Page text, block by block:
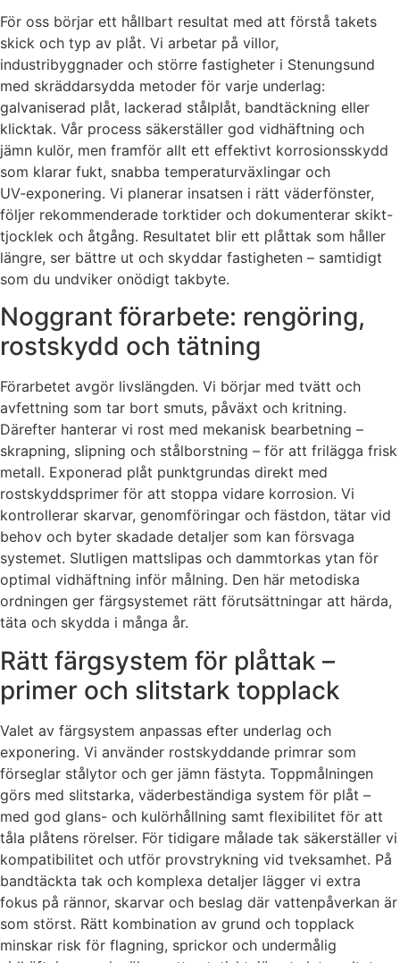
För oss börjar ett hållbart resultat med att förstå takets
skick och typ av plåt. Vi arbetar på villor,
industribyggnader och större fastigheter i Stenungsund
med skräddarsydda metoder för varje underlag:
galvaniserad plåt, lackerad stålplåt, bandtäckning eller
klicktak. Vår process säkerställer god vidhäftning och
jämn kulör, men framför allt ett effektivt korrosionsskydd
som klarar fukt, snabba temperaturväxlingar och
UV‑exponering. Vi planerar insatsen i rätt väderfönster,
följer rekommenderade torktider och dokumenterar skikt-
tjocklek och åtgång. Resultatet blir ett plåttak som håller
längre, ser bättre ut och skyddar fastigheten – samtidigt
som du undviker onödigt takbyte.
Noggrant förarbete: rengöring,
rostskydd och tätning
Förarbetet avgör livslängden. Vi börjar med tvätt och
avfettning som tar bort smuts, påväxt och kritning.
Därefter hanterar vi rost med mekanisk bearbetning –
skrapning, slipning och stålborstning – för att frilägga frisk
metall. Exponerad plåt punktgrundas direkt med
rostskyddsprimer för att stoppa vidare korrosion. Vi
kontrollerar skarvar, genomföringar och fästdon, tätar vid
behov och byter skadade detaljer som kan försvaga
systemet. Slutligen mattslipas och dammtorkas ytan för
optimal vidhäftning inför målning. Den här metodiska
ordningen ger färgsystemet rätt förutsättningar att härda,
täta och skydda i många år.
Rätt färgsystem för plåttak –
primer och slitstark topplack
Valet av färgsystem anpassas efter underlag och
exponering. Vi använder rostskyddande primrar som
förseglar stålytor och ger jämn fästyta. Toppmålningen
görs med slitstarka, väderbeständiga system för plåt –
med god glans- och kulörhållning samt flexibilitet för att
tåla plåtens rörelser. För tidigare målade tak säkerställer vi
kompatibilitet och utför provstrykning vid tveksamhet. På
bandtäckta tak och komplexa detaljer lägger vi extra
fokus på rännor, skarvar och beslag där vattenpåverkan är
som störst. Rätt kombination av grund och topplack
minskar risk för flagning, sprickor och undermålig